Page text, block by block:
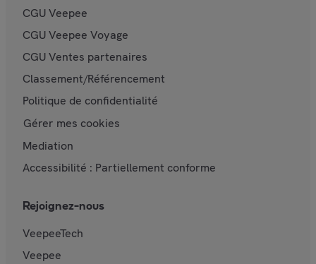
CGU Veepee
CGU Veepee Voyage
CGU Ventes partenaires
Classement/Référencement
Politique de confidentialité
Gérer mes cookies
Mediation
Accessibilité : Partiellement conforme
Rejoignez-nous
VeepeeTech
Veepee